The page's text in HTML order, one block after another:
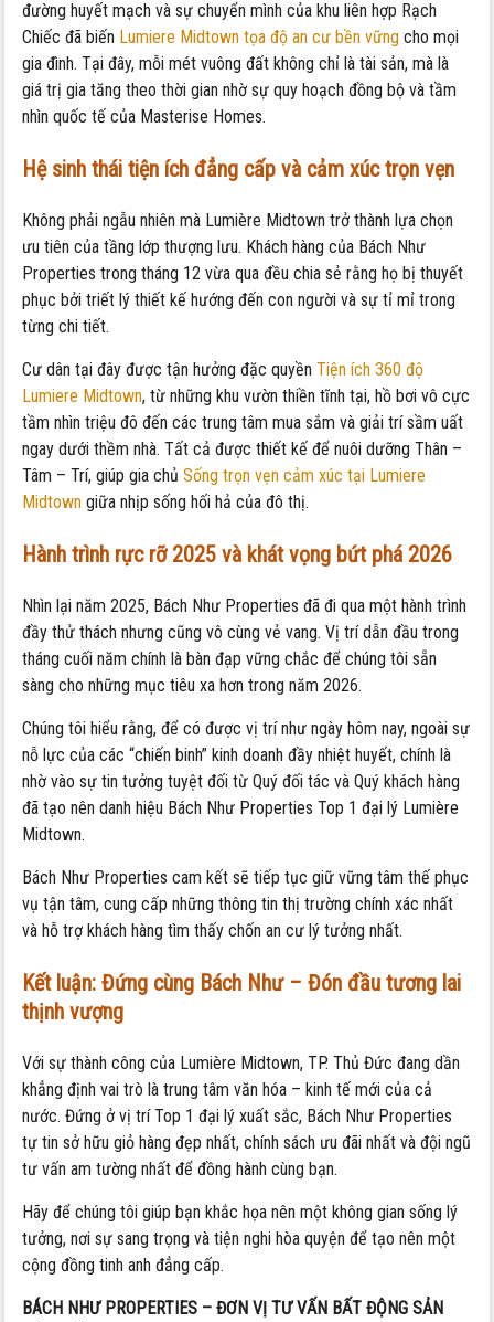
đường huyết mạch và sự chuyển mình của khu liên hợp Rạch
Chiếc đã biến Lumiere Midtown tọa độ an cư bền vững cho mọi
gia đình. Tại đây, mỗi mét vuông đất không chỉ là tài sản, mà là
giá trị gia tăng theo thời gian nhờ sự quy hoạch đồng bộ và tầm
nhìn quốc tế của Masterise Homes.
Hệ sinh thái tiện ích đẳng cấp và cảm xúc trọn vẹn
Không phải ngẫu nhiên mà Lumière Midtown trở thành lựa chọn
ưu tiên của tầng lớp thượng lưu. Khách hàng của Bách Như
Properties trong tháng 12 vừa qua đều chia sẻ rằng họ bị thuyết
phục bởi triết lý thiết kế hướng đến con người và sự tỉ mỉ trong
từng chi tiết.
Cư dân tại đây được tận hưởng đặc quyềnTiện ích 360 độ
Lumiere Midtown, từ những khu vườn thiền tĩnh tại, hồ bơi vô cực
tầm nhìn triệu đô đến các trung tâm mua sắm và giải trí sầm uất
ngay dưới thềm nhà. Tất cả được thiết kế để nuôi dưỡng Thân –
Tâm – Trí, giúp gia chủSống trọn vẹn cảm xúc tại Lumiere
Midtown giữa nhịp sống hối hả của đô thị.
Hành trình rực rỡ 2025 và khát vọng bứt phá 2026
Nhìn lại năm 2025, Bách Như Properties đã đi qua một hành trình
đầy thử thách nhưng cũng vô cùng vẻ vang. Vị trí dẫn đầu trong
tháng cuối năm chính là bàn đạp vững chắc để chúng tôi sẵn
sàng cho những mục tiêu xa hơn trong năm 2026.
Chúng tôi hiểu rằng, để có được vị trí như ngày hôm nay, ngoài sự
nỗ lực của các “chiến binh” kinh doanh đầy nhiệt huyết, chính là
nhờ vào sự tin tưởng tuyệt đối từ Quý đối tác và Quý khách hàng
đã tạo nên danh hiệu Bách Như Properties Top 1 đại lý Lumière
Midtown.
Bách Như Properties cam kết sẽ tiếp tục giữ vững tâm thế phục
vụ tận tâm, cung cấp những thông tin thị trường chính xác nhất
và hỗ trợ khách hàng tìm thấy chốn an cư lý tưởng nhất.
Kết luận: Đứng cùng Bách Như – Đón đầu tương lai
thịnh vượng
Với sự thành công của Lumière Midtown, TP. Thủ Đức đang dần
khẳng định vai trò là trung tâm văn hóa – kinh tế mới của cả
nước. Đứng ở vị trí Top 1 đại lý xuất sắc, Bách Như Properties
tự tin sở hữu giỏ hàng đẹp nhất, chính sách ưu đãi nhất và đội ngũ
tư vấn am tường nhất để đồng hành cùng bạn.
Hãy để chúng tôi giúp bạn khắc họa nên một không gian sống lý
tưởng, nơi sự sang trọng và tiện nghi hòa quyện để tạo nên một
cộng đồng tinh anh đẳng cấp.
BÁCH NHƯ PROPERTIES – ĐƠN VỊ TƯ VẤN BẤT ĐỘNG SẢN